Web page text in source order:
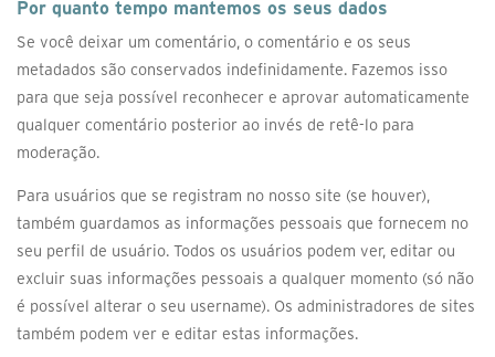
Por quanto tempo mantemos os seus dados
Se você deixar um comentário, o comentário e os seus
metadados são conservados indefinidamente. Fazemos isso
para que seja possível reconhecer e aprovar automaticamente
qualquer comentário posterior ao invés de retê-lo para
moderação.
Para usuários que se registram no nosso site (se houver),
também guardamos as informações pessoais que fornecem no
seu perfil de usuário. Todos os usuários podem ver, editar ou
excluir suas informações pessoais a qualquer momento (só não
é possível alterar o seu username). Os administradores de sites
também podem ver e editar estas informações.